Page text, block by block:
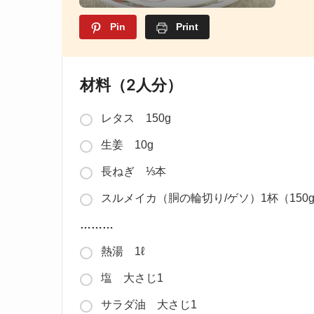
Pin Print
材料（2人分）
レタス 150g
生姜 10g
長ねぎ ⅓本
スルメイカ（胴の輪切り/ゲソ）1杯（
………
熱湯 1ℓ
塩 大さじ1
サラダ油 大さじ1